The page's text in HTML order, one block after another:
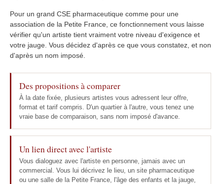
Pour un grand CSE pharmaceutique comme pour une
association de la Petite France, ce fonctionnement vous laisse
vérifier qu'un artiste tient vraiment votre niveau d'exigence et
votre jauge. Vous décidez d'après ce que vous constatez, et non
d'après un nom imposé.
Des propositions à comparer
À la date fixée, plusieurs artistes vous adressent leur offre,
format et tarif compris. D'un quartier à l'autre, vous tenez une
vraie base de comparaison, sans nom imposé d'avance.
Un lien direct avec l'artiste
Vous dialoguez avec l'artiste en personne, jamais avec un
commercial. Vous lui décrivez le lieu, un site pharmaceutique
ou une salle de la Petite France, l'âge des enfants et la jauge,